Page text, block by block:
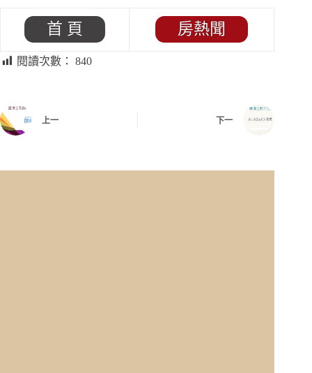
首 頁 房熱聞
閱讀次數： 840
上一 下一